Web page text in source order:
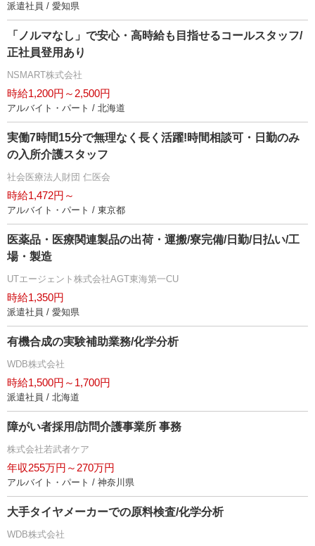
派遣社員 / 愛知県
「ノルマなし」で安心・高時給も目指せるコールスタッフ/
正社員登用あり
NSMART株式会社
時給1,200円～2,500円
アルバイト・パート / 北海道
実働7時間15分で無理なく長く活躍!時間相談可・日勤のみ
の入所介護スタッフ
社会医療法人財団 仁医会
時給1,472円～
アルバイト・パート / 東京都
医薬品・医療関連製品の出荷・運搬/寮完備/日勤/日払い/工
場・製造
UTエージェント株式会社AGT東海第一CU
時給1,350円
派遣社員 / 愛知県
有機合成の実験補助業務/化学分析
WDB株式会社
時給1,500円～1,700円
派遣社員 / 北海道
障がい者採用/訪問介護事業所 事務
株式会社若武者ケア
年収255万円～270万円
アルバイト・パート / 神奈川県
大手タイヤメーカーでの原料検査/化学分析
WDB株式会社